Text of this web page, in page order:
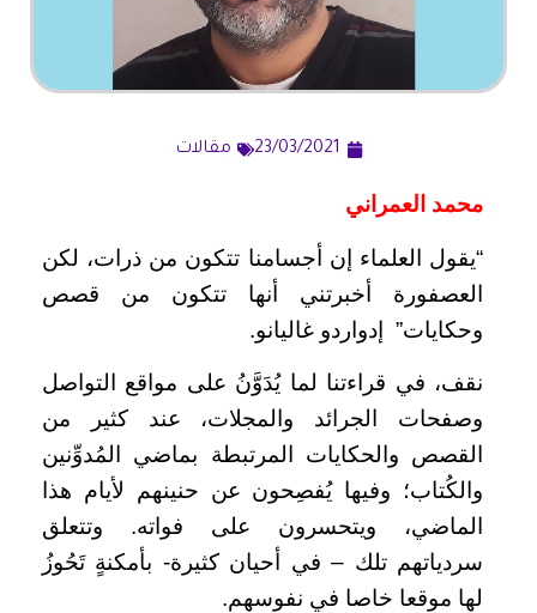
23/03/2021 مقالات
محمد العمراني
“يقول العلماء إن أجسامنا تتكون من ذرات، لكن
العصفورة أخبرتني أنها تتكون من قصص
وحكايات” إدواردو غاليانو.
نقف، في قراءتنا لما يُدَوَّنُ على مواقع التواصل
وصفحات الجرائد والمجلات، عند كثير من
القصص والحكايات المرتبطة بماضي المُدوِّنين
والكُتاب؛ وفيها يُفصِحون عن حنينهم لأيام هذا
الماضي، ويتحسرون على فواته. وتتعلق
سردياتهم تلك – في أحيان كثيرة- بأمكنةٍ تَحُوزُ
لها موقعا خاصا في نفوسهم.